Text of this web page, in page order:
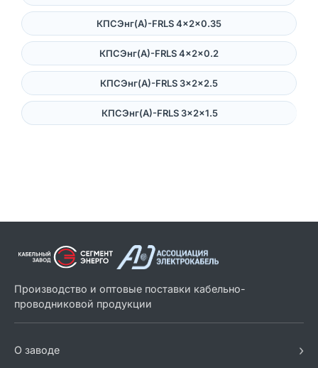
КПСЭнг(А)-FRLS 4×2×0.35
КПСЭнг(А)-FRLS 4×2×0.2
КПСЭнг(А)-FRLS 3×2×2.5
КПСЭнг(А)-FRLS 3×2×1.5
Производство и оптовые поставки кабельно-
проводниковой продукции
О заводе ›